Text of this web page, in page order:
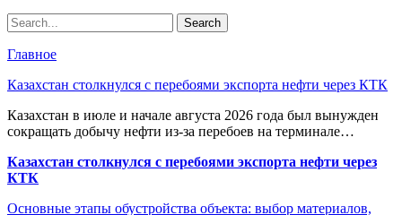
Главное
Казахстан столкнулся с перебоями экспорта нефти через КТК
Казахстан в июле и начале августа 2026 года был вынужден
сокращать добычу нефти из-за перебоев на терминале…
Казахстан столкнулся с перебоями экспорта нефти через
КТК
Основные этапы обустройства объекта: выбор материалов,